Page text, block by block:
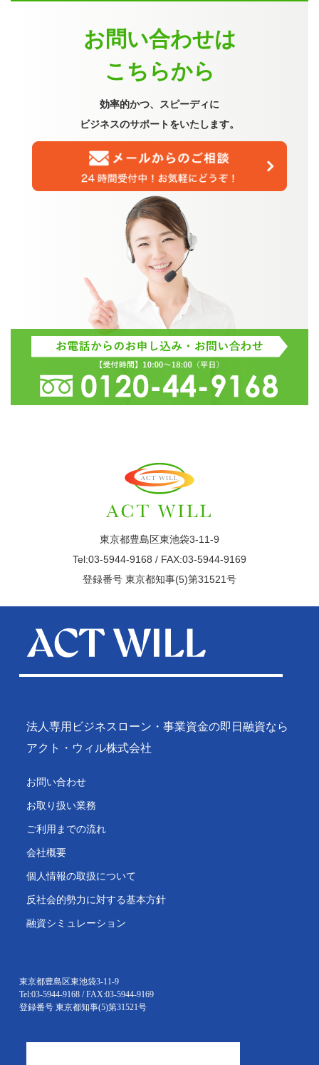
お問い合わせは
こちらから
効率的かつ、スピーディに
ビジネスのサポートをいたします。
東京都豊島区東池袋3-11-9
Tel:03-5944-9168 / FAX:03-5944-9169
登録番号 東京都知事(5)第31521号
法人専用ビジネスローン・事業資金の即日融資なら
アクト・ウィル株式会社
お問い合わせ
お取り扱い業務
ご利用までの流れ
会社概要
個人情報の取扱について
反社会的勢力に対する基本方針
融資シミュレーション
東京都豊島区東池袋3-11-9
Tel:03-5944-9168 / FAX:03-5944-9169
登録番号 東京都知事(5)第31521号